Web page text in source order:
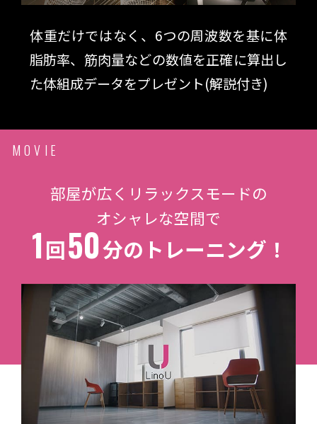
体重だけではなく、6つの周波数を基に体
脂肪率、筋肉量などの数値を正確に算出し
た体組成データをプレゼント(解説付き)
MOVIE
部屋が広くリラックスモードの
オシャレな空間で
1回50分のトレーニング！